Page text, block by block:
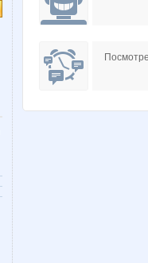
Kadarka